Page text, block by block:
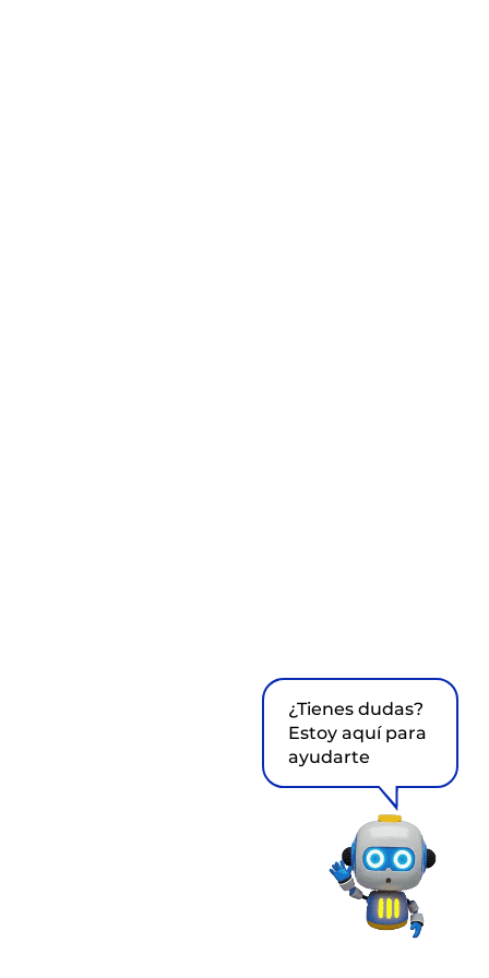
¿Tienes dudas?
Estoy aquí para
ayudarte